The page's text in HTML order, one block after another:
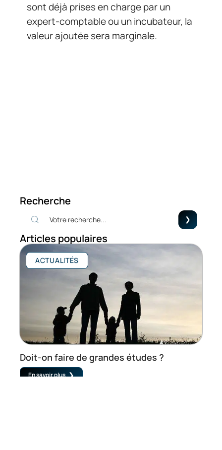
sont déjà prises en charge par un
expert-comptable ou un incubateur, la
valeur ajoutée sera marginale.
Recherche
Articles populaires
ACTUALITÉS
Doit-on faire de grandes études ?
En savoir plus